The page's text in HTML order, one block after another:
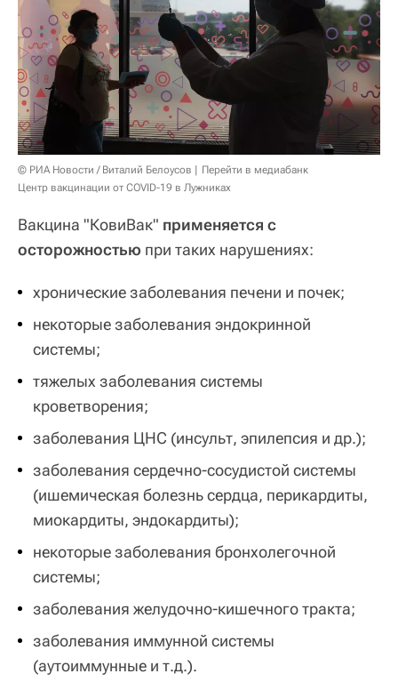
© РИА Новости / Виталий Белоусов
Перейти в медиабанк
Центр вакцинации от COVID-19 в Лужниках
Вакцина "КовиВак" применяется с
осторожностью при таких нарушениях:
хронические заболевания печени и почек;
некоторые заболевания эндокринной
системы;
тяжелых заболевания системы
кроветворения;
заболевания ЦНС (инсульт, эпилепсия и др.);
заболевания сердечно-сосудистой системы
(ишемическая болезнь сердца, перикардиты,
миокардиты, эндокардиты);
некоторые заболевания бронхолегочной
системы;
заболевания желудочно-кишечного тракта;
заболевания иммунной системы
(аутоиммунные и т.д.).